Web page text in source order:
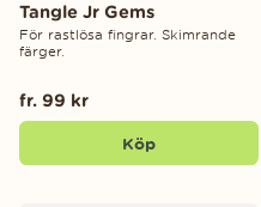
Tangle Jr Gems
För rastlösa fingrar. Skimrande
färger.
fr. 99 kr
Köp